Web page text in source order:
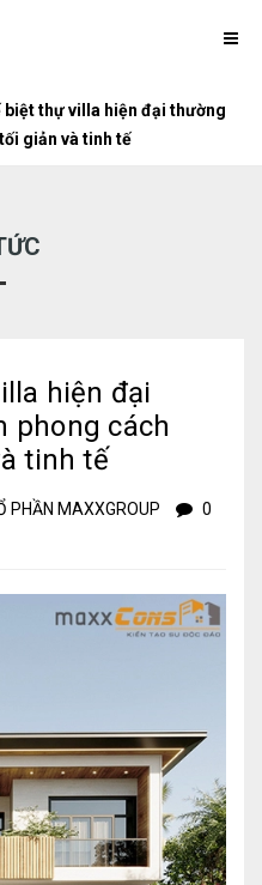
biệt thự villa hiện đại thường
giản và tinh tế
hiện đại
phong cách
tinh tế
PHẦN MAXXGROUP
0